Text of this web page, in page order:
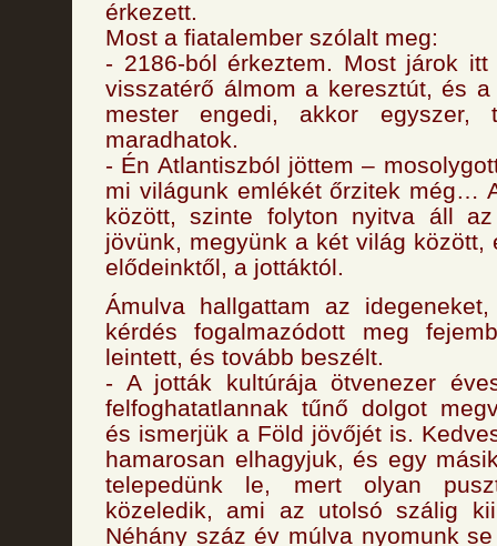
érkezett.
Most a fiatalember szólalt meg:
- 2186-ból érkeztem. Most járok itt
visszatérő álmom a keresztút, és
mester engedi, akkor egyszer,
maradhatok.
- Én Atlantiszból jöttem –
mi világunk emlékét őrzitek még…
között, szinte folyton nyitva áll
jövünk, megyünk a két világ között,
elődeinktől, a jottáktól.
Ámulva hallgattam az
kérdés fogalmazódott meg
leintett, és tovább beszélt.
- A jották kultúrája ötvenezer
felfoghatatlannak tűnő dolgot
és ismerjük a Föld jövőjét is.
hamarosan elhagyjuk, és egy
telepedünk le, mert olyan
közeledik, ami az utolsó szálig
Néhány száz év múlva nyomunk